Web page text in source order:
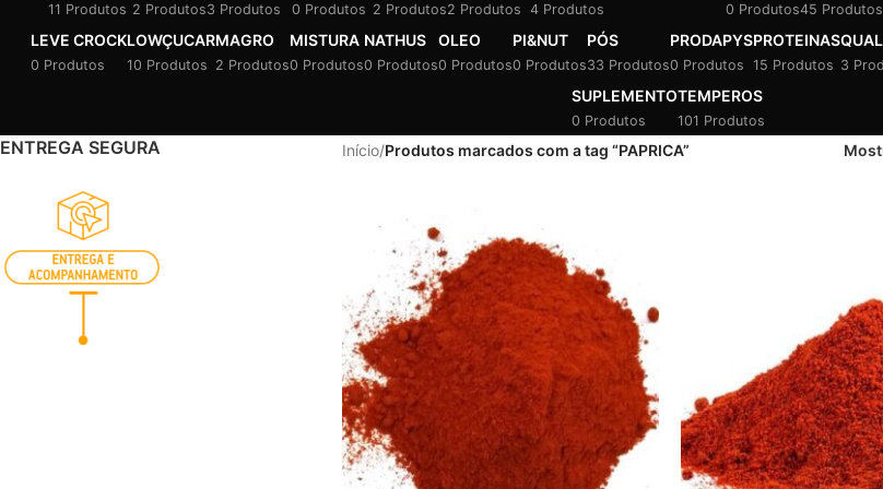
11 Produtos 2 Produtos3 Produtos 0 Produtos 2 Produtos2 Produtos 4 Produtos 0 Produtos45 Produtos
LEVE CROCK
0 Produtos
LOWÇUCAR
10 Produtos
MAGRO
2 Produtos
MISTURA
0 Produtos
NATHUS
0 Produtos
OLEO
0 Produtos
PI&NUT
0 Produtos
PÓS
33 Produtos
PRODAPYS
0 Produtos
PROTEINAS
15 Produtos 3
SUPLEMENTO
0 Produtos
TEMPEROS
101 Produtos
ENTREGA SEGURA Início/Produtos marcados com a tag “PAPRICA”